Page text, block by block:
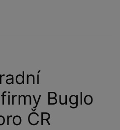
Buglo
ČR